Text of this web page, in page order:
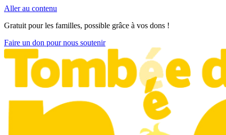
Aller au contenu
Gratuit pour les familles, possible grâce à vos dons !
Faire un don pour nous soutenir